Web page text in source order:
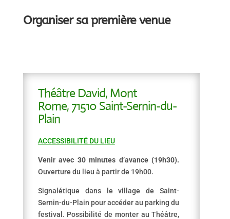
Organiser sa première venue
Théâtre David, Mont
Rome, 71510 Saint-Sernin-du-
Plain
ACCESSIBILITÉ DU LIEU
Venir avec 30 minutes d’avance (19h30).
Ouverture du lieu à partir de 19h00.
Signalétique dans le village de Saint-
Sernin-du-Plain pour accéder au parking du
festival. Possibilité de monter au Théâtre,